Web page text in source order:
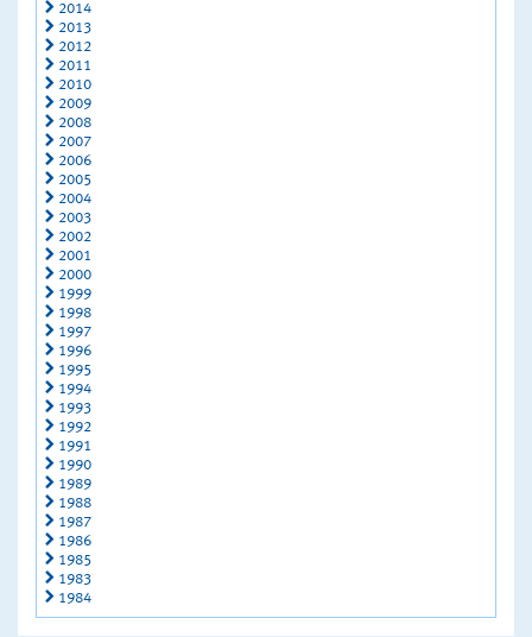
2014
2013
2012
2011
2010
2009
2008
2007
2006
2005
2004
2003
2002
2001
2000
1999
1998
1997
1996
1995
1994
1993
1992
1991
1990
1989
1988
1987
1986
1985
1983
1984